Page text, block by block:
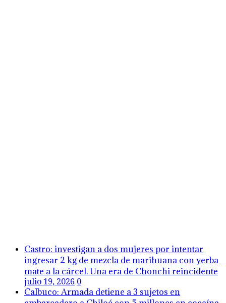
Castro: investigan a dos mujeres por intentar
ingresar 2 kg de mezcla de marihuana con yerba
mate a la cárcel. Una era de Chonchi reincidente
julio 19, 2026 0
Calbuco: Armada detiene a 3 sujetos en